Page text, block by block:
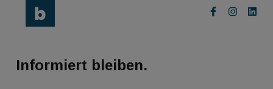
Informiert bleiben.